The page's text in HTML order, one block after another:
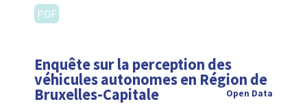
PDF
Enquête sur la perception des
véhicules autonomes en Région de
Bruxelles-Capitale
Open Data